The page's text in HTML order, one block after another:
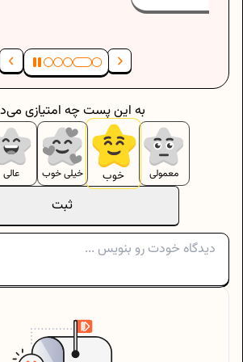
ثبت
معمولی خوب خیلی خوب عالی
به این پست چه امتیازی